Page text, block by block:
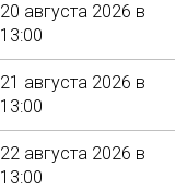
20 августа 2026 в
13:00
21 августа 2026 в
13:00
22 августа 2026 в
13:00